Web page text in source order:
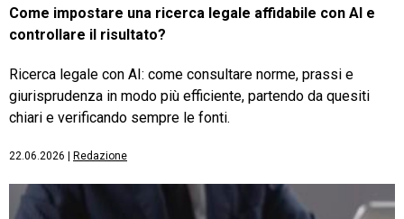
Come impostare una ricerca legale affidabile con AI e
controllare il risultato?
Ricerca legale con AI: come consultare norme, prassi e
giurisprudenza in modo più efficiente, partendo da quesiti
chiari e verificando sempre le fonti.
22.06.2026 Redazione